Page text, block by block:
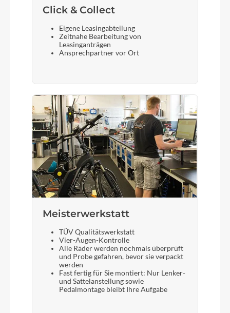
Click & Collect
Eigene Leasingabteilung
Zeitnahe Bearbeitung von
Leasinganträgen
Ansprechpartner vor Ort
Meisterwerkstatt
TÜV Qualitätswerkstatt
Vier-Augen-Kontrolle
Alle Räder werden nochmals überprüft
und Probe gefahren, bevor sie verpackt
werden
Fast fertig für Sie montiert: Nur Lenker-
und Sattelanstellung sowie
Pedalmontage bleibt Ihre Aufgabe